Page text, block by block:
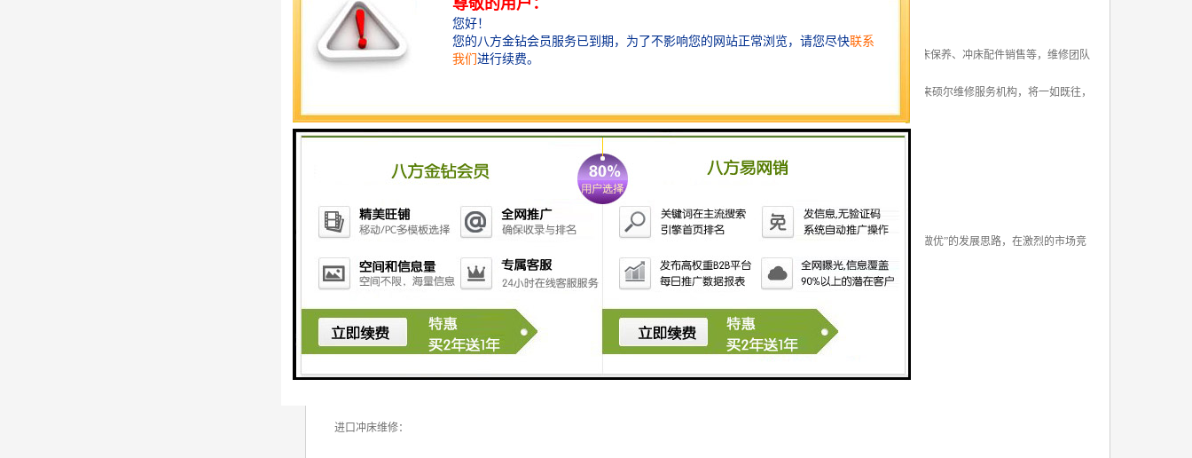
冲床维修服务机构自开办来，致力于为广大新老客户提供完善的冲床维修保养服务。冲床维修服务机构的服务包括冲床维修、冲床保养、冲床配件销售等，维修团队
坚持“以人为本”，遵循“精品、客户、满意”的理念，为五千多家冲床厂家解决了维修保养的难题， 赢得了客户的信赖与赞誉，未来硕尔维修服务机构，将一如既往，
以更精湛的维修技术、更快的响应速度、更低的价格为您服务！ ！
我们注重冲床维修市场的发展态势，致力于提升销售与服务网络，对客户特别推行了“信誉承诺制”！按照“做大、做强、做精、做优”的发展思路，在激烈的市场竞
争中，一如既往，精益求精，努力缔造更加辉煌灿烂的明天！
进口冲床维修：